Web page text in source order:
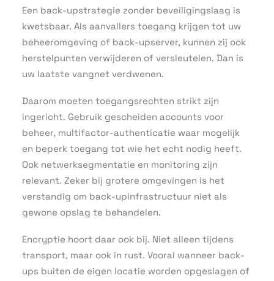
Een back-upstrategie zonder beveiligingslaag is
kwetsbaar. Als aanvallers toegang krijgen tot uw
beheeromgeving of back-upserver, kunnen zij ook
herstelpunten verwijderen of versleutelen. Dan is
uw laatste vangnet verdwenen.
Daarom moeten toegangsrechten strikt zijn
ingericht. Gebruik gescheiden accounts voor
beheer, multifactor-authenticatie waar mogelijk
en beperk toegang tot wie het echt nodig heeft.
Ook netwerksegmentatie en monitoring zijn
relevant. Zeker bij grotere omgevingen is het
verstandig om back-upinfrastructuur niet als
gewone opslag te behandelen.
Encryptie hoort daar ook bij. Niet alleen tijdens
transport, maar ook in rust. Vooral wanneer back-
ups buiten de eigen locatie worden opgeslagen of